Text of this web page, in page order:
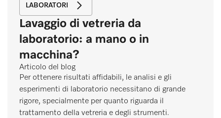
LABORATORI
Lavaggio di vetreria da
laboratorio: a mano o in
macchina?
Articolo del blog
Per ottenere risultati affidabili, le analisi e gli
esperimenti di laboratorio necessitano di grande
rigore, specialmente per quanto riguarda il
trattamento della vetreria e degli strumenti.